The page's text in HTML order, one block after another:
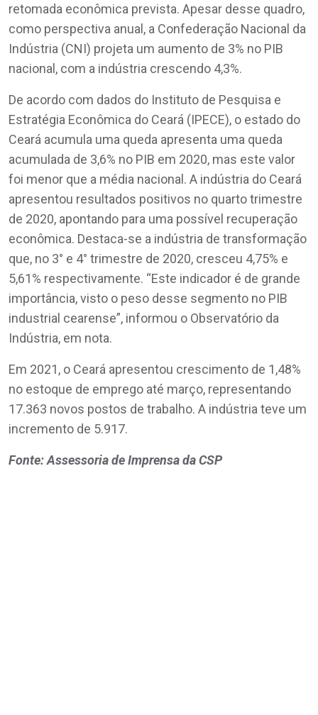
retomada econômica prevista. Apesar desse quadro,
como perspectiva anual, a Confederação Nacional da
Indústria (CNI) projeta um aumento de 3% no PIB
nacional, com a indústria crescendo 4,3%.
De acordo com dados do Instituto de Pesquisa e
Estratégia Econômica do Ceará (IPECE), o estado do
Ceará acumula uma queda apresenta uma queda
acumulada de 3,6% no PIB em 2020, mas este valor
foi menor que a média nacional. A indústria do Ceará
apresentou resultados positivos no quarto trimestre
de 2020, apontando para uma possível recuperação
econômica. Destaca-se a indústria de transformação
que, no 3° e 4° trimestre de 2020, cresceu 4,75% e
5,61% respectivamente. “Este indicador é de grande
importância, visto o peso desse segmento no PIB
industrial cearense”, informou o Observatório da
Indústria, em nota.
Em 2021, o Ceará apresentou crescimento de 1,48%
no estoque de emprego até março, representando
17.363 novos postos de trabalho. A indústria teve um
incremento de 5.917.
Fonte: Assessoria de Imprensa da CSP